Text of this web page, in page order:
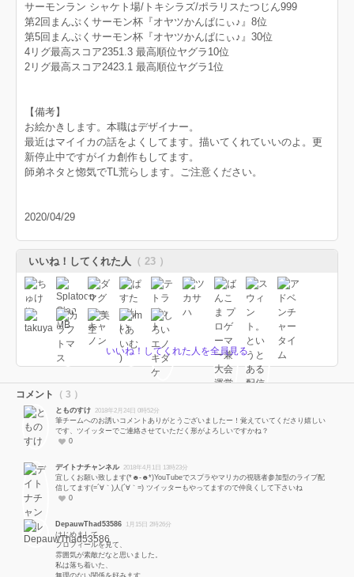
サーモンラン シャケト場/トキシラズ/ポラリスたつじん999
第2回まんぷくサーモン杯『オヤツかんぱにぃ♪』8位
第5回まんぷくサーモン杯『オヤツかんぱにぃ♪』30位
4リグ最高スコア2351.3 最高順位ヤグラ10位
2リグ最高スコア2423.1 最高順位ヤグラ1位
【備考】
お絵かきします。本職はデザイナー。
最近はマイイカの話をよくしてます。描いてくれていいのよ。更
新停止中ですがイカ創作もしてます。
師弟ネタと惚気でTL荒らします。ご注意ください。
2020/04/29
いいね！してくれた人 （ 23 ）
いいね！してくれた人を全員見る
コメント （ 3 ）
とものすけ 2018年2月24日 0時52分
筆チームへのお誘いコメントありがとうございましたー！覚えていてくださり嬉しい
です、ツイッターでご連絡させていただく形がよろしいですかね？
0
デイトナチャンネル 2018年4月1日 13時23分
宜しくお願い致します(*☻-☻*)YouTubeでスプラやマリカの視聴者参加型のライブ配
信してます(=´∀｀)人(´∀｀=) ツイッターもやってますので仲良くして下さいね
0
DepauwThad53586 1月15日 2時26分
はじめまして。
プロフィールを見て、
雰囲気が素敵だなと思いました。
私は落ち着いた、
無理のない関係を好みます。